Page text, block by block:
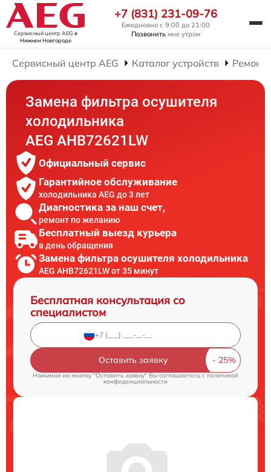
Сервисный центр AEG в
Нижнем Новгороде
+7 (831) 231-09-76
Ежедневно с 9:00 до 21:00
Позвонить мне утром
Сервисный центр AEG Каталог устройств Ремонт
Замена фильтра осушителя
холодильника
AEG AHB72621LW
Официальный сервис
Гарантийное обслуживание
холодильника AEG до 3 лет
Диагностика за наш счет,
ремонт по желанию
Бесплатный выезд курьера
в день обращения
Замена фильтра осушителя холодильника
AEG AHB72621LW от 35 минут
Бесплатная консультация со
специалистом
Оставить заявку
Нажимая на кнопку "Оставить заявку" Вы соглашаетесь cполитикой
конфиденциальности